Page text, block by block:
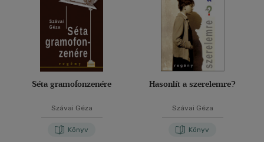
Séta gramofonzenére
Szávai Géza
Könyv
Hasonlít a szerelemre?
Szávai Géza
Könyv